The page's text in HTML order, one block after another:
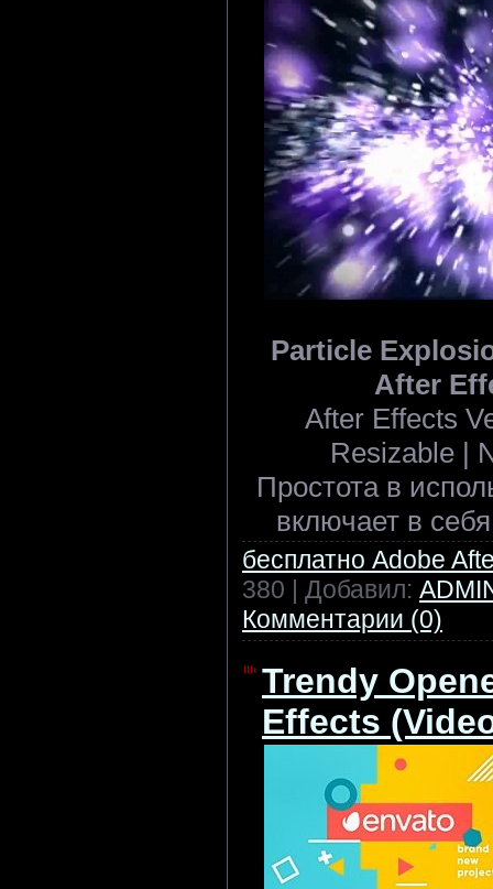
Particle
After
After Effects
Resizable |
Простота в
включает в
бесплатно Adobe
380 | Добавил:
Комментарии (0)
Trendy
Effects